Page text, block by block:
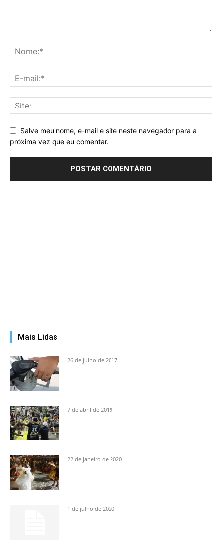
Salve meu nome, e-mail e site neste navegador para a
próxima vez que eu comentar.
Mais Lidas
26 de julho de 2017
7 de abril de 2019
22 de janeiro de 2020
1 de julho de 2020